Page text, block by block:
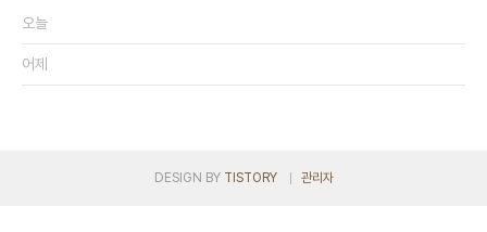
오늘
어제
DESIGN BY TISTORY 관리자